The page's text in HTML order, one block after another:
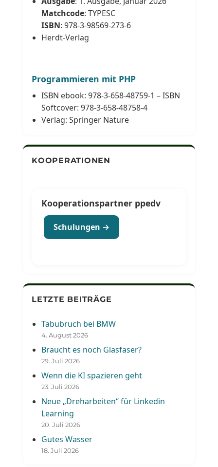
Matchcode: TYPESC
ISBN: 978-3-98569-273-6
Herdt-Verlag
Programmieren mit PHP
ISBN ebook: 978-3-658-48759-1 – ISBN
Softcover: 978-3-658-48758-4
Verlag: Springer Nature
KOOPERATIONEN
Kooperationspartner ppedv
Schulungen →
LETZTE BEITRÄGE
Tabubruch bei BMW
4. August 2026
Braucht es noch Glasfaser?
29. Juli 2026
Wenn die KI spazieren geht
23. Juli 2026
Neue „Dreharbeiten“ für Linkedin
Learning
20. Juli 2026
Gutes Wasser
18. Juli 2026